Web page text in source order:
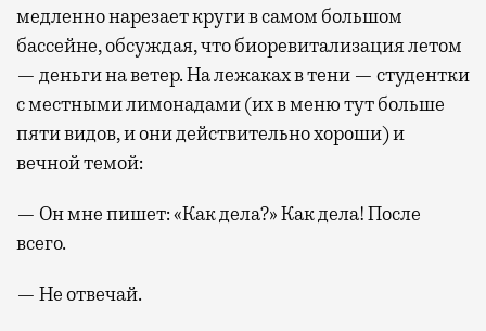
медленно нарезает круги в самом большом
бассейне, обсуждая, что биоревитализация летом
— деньги на ветер. На лежаках в тени — студентки
с местными лимонадами (их в меню тут больше
пяти видов, и они действительно хороши) и
вечной темой:
— Он мне пишет: «Как дела?» Как дела! После
всего.
— Не отвечай.